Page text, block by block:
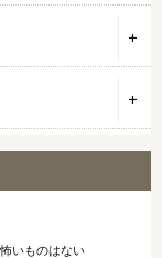
いものはない